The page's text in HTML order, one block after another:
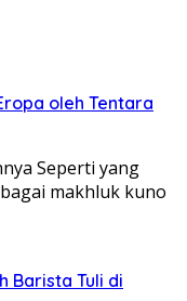
oleh Tentara
Seperti yang
makhluk kuno
Barista Tuli di